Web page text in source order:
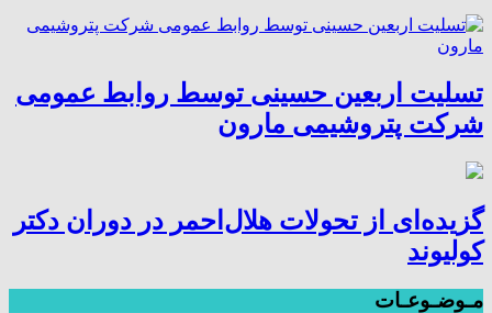
تسلیت اربعین حسینی توسط روابط عمومی
شرکت پتروشیمی مارون
گزیده‌ای از تحولات هلال‌احمر در دوران دکتر
کولیوند
مـوضـوعـات